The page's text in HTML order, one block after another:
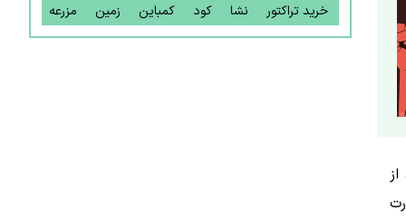
خرید تراکتور نشا کود کمباین زمین مزرعه